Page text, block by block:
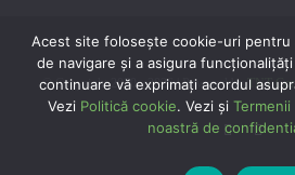
© Copyright 2020 -2026 | Powered byTNT
Facebook
Acest site folosește cookie-uri pentru
de navigare și a asigura
continuare vă exprimaţi acordul
Vezi Politică cookie. Vezi și
noastră de